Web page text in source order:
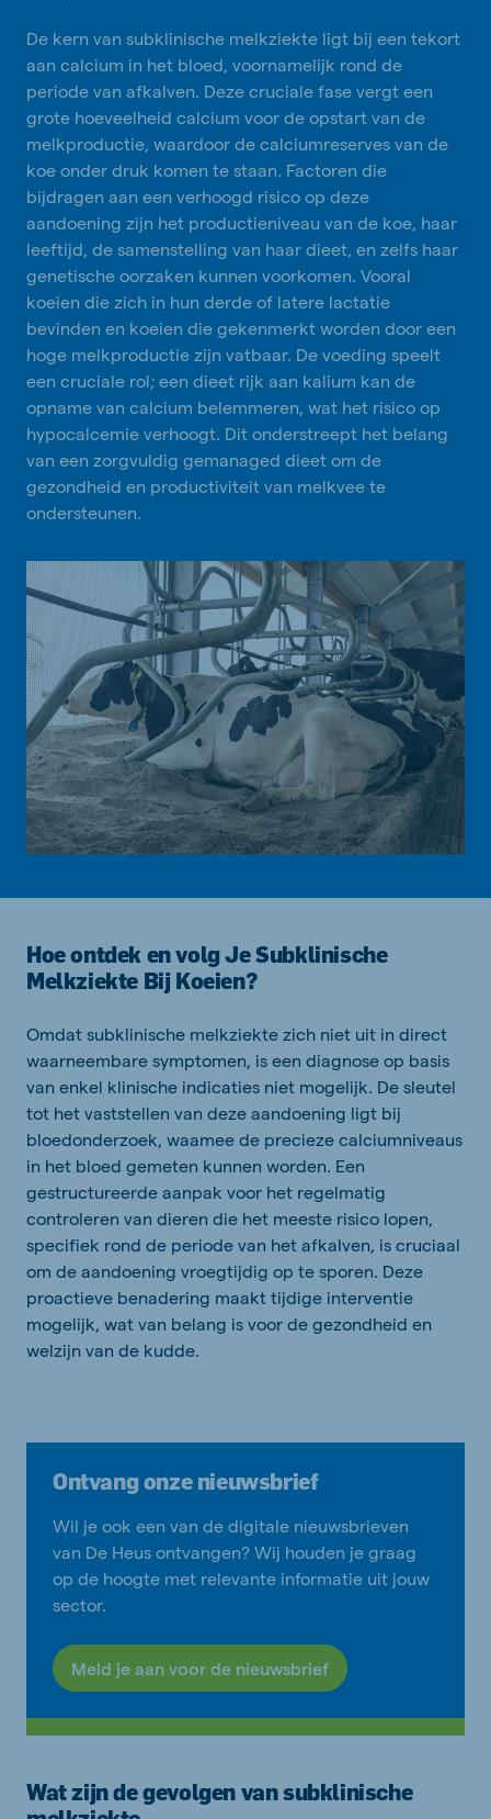
De kern van subklinische melkziekte ligt bij een tekort
aan calcium in het bloed, voornamelijk rond de
periode van afkalven. Deze cruciale fase vergt een
grote hoeveelheid calcium voor de opstart van de
melkproductie, waardoor de calciumreserves van de
koe onder druk komen te staan. Factoren die
bijdragen aan een verhoogd risico op deze
aandoening zijn het productieniveau van de koe, haar
leeftijd, de samenstelling van haar dieet, en zelfs haar
genetische oorzaken kunnen voorkomen. Vooral
koeien die zich in hun derde of latere lactatie
bevinden en koeien die gekenmerkt worden door een
hoge melkproductie zijn vatbaar. De voeding speelt
een cruciale rol; een dieet rijk aan kalium kan de
opname van calcium belemmeren, wat het risico op
hypocalcemie verhoogt. Dit onderstreept het belang
van een zorgvuldig gemanaged dieet om de
gezondheid en productiviteit van melkvee te
ondersteunen.
Hoe ontdek en volg Je Subklinische
Melkziekte Bij Koeien?
Omdat subklinische melkziekte zich niet uit in direct
waarneembare symptomen, is een diagnose op basis
van enkel klinische indicaties niet mogelijk. De sleutel
tot het vaststellen van deze aandoening ligt bij
bloedonderzoek, waamee de precieze calciumniveaus
in het bloed gemeten kunnen worden. Een
gestructureerde aanpak voor het regelmatig
controleren van dieren die het meeste risico lopen,
specifiek rond de periode van het afkalven, is cruciaal
om de aandoening vroegtijdig op te sporen. Deze
proactieve benadering maakt tijdige interventie
mogelijk, wat van belang is voor de gezondheid en
welzijn van de kudde.
Ontvang onze nieuwsbrief
Wil je ook een van de digitale nieuwsbrieven
van De Heus ontvangen? Wij houden je graag
op de hoogte met relevante informatie uit jouw
sector.
Meld je aan voor de nieuwsbrief
Wat zijn de gevolgen van subklinische